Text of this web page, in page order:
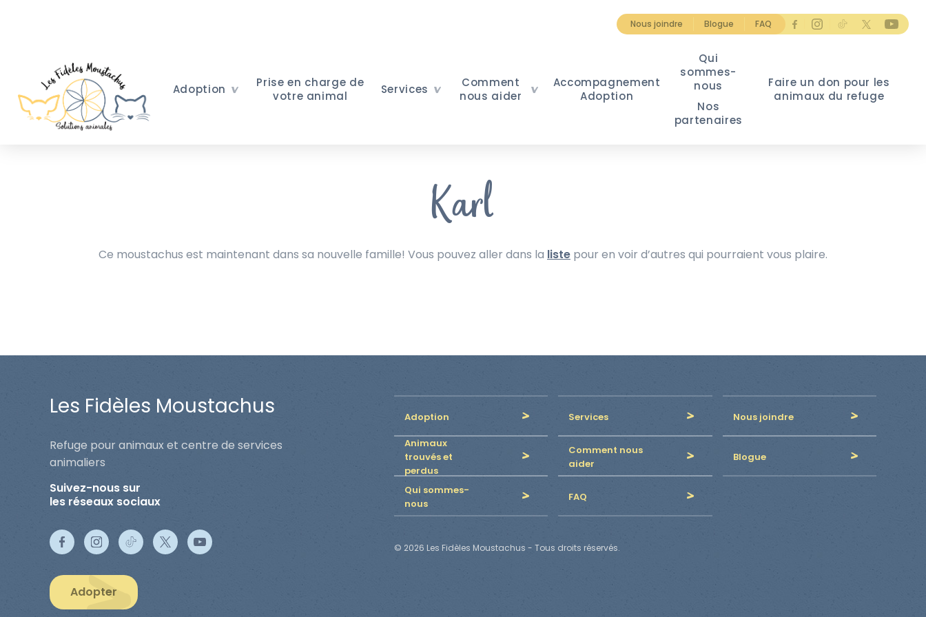
Nous joindre Blogue FAQ
Adoption
Prise en charge de
votre animal
Services
Comment
nous aider
Accompagnement
Adoption
Qui
sommes-
nous
Nos
partenaires
Faire un don pour les
animaux du refuge
Karl
Ce moustachus est maintenant dans sa nouvelle famille! Vous pouvez aller dans la liste pour en voir d’autres qui pourraient vous plaire.
Les Fidèles Moustachus
Refuge pour animaux et centre de services
animaliers
Suivez-nous sur
les réseaux sociaux
Adopter
Adoption Services
Nous joindre
Animaux
trouvés et
perdus
Comment nous
aider
Blogue
Qui sommes-
nous
FAQ
© 2026 Les Fidèles Moustachus - Tous droits réservés.